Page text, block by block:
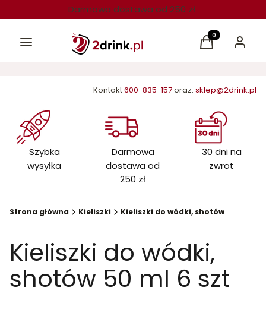
Darmowa dostawa od 250 zł
Menu Produkty w
Koszyk Zaloguj
Kontakt600-835-157oraz: sklep@2drink.pl
Szybka
wysyłka
Darmowa
dostawa od
250 zł
30 dni na
zwrot
Strona główna Kieliszki Kieliszki do wódki, shotów
Kieliszki do wódki,
shotów 50 ml 6 szt